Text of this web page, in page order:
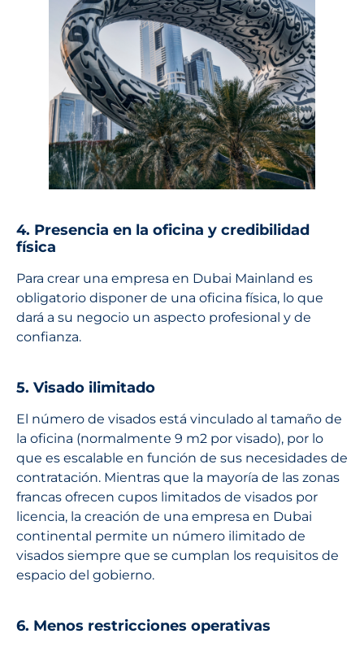
4. Presencia en la oficina y credibilidad
física
Para crear una empresa en Dubai Mainland es
obligatorio disponer de una oficina física, lo que
dará a su negocio un aspecto profesional y de
confianza.
5. Visado ilimitado
El número de visados está vinculado al tamaño de
la oficina (normalmente 9 m2 por visado), por lo
que es escalable en función de sus necesidades de
contratación. Mientras que la mayoría de las zonas
francas ofrecen cupos limitados de visados por
licencia, la creación de una empresa en Dubai
continental permite un número ilimitado de
visados siempre que se cumplan los requisitos de
espacio del gobierno.
6. Menos restricciones operativas